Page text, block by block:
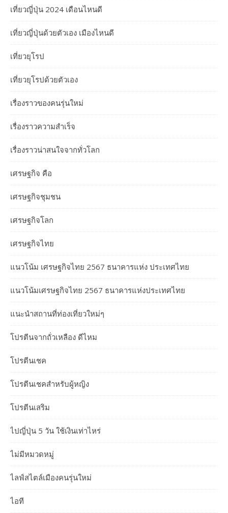
เที่ยวญี่ปุ่น 2024 เดือนไหนดี
เที่ยวญี่ปุ่นด้วยตัวเอง เมืองไหนดี
เที่ยวยุโรป
เที่ยวยุโรปด้วยตัวเอง
เรื่องราวของคนรุ่นใหม่
เรื่องราวความสำเร็จ
เรื่องราวน่าสนใจจากทั่วโลก
เศรษฐกิจ คือ
เศรษฐกิจชุมชน
เศรษฐกิจโลก
เศรษฐกิจไทย
แนวโน้ม เศรษฐกิจไทย 2567 ธนาคารแห่ง ประเทศไทย
แนวโน้มเศรษฐกิจไทย 2567 ธนาคารแห่งประเทศไทย
แนะนำสถานที่ท่องเที่ยวใหม่ๆ
โปรตีนจากถั่วเหลือง ดีไหม
โปรตีนเชค
โปรตีนเชคสำหรับผู้หญิง
โปรตีนเสริม
ไปญี่ปุ่น 5 วัน ใช้เงินเท่าไหร่
ไม่มีหมวดหมู่
ไลฟ์สไตล์เมืองคนรุ่นใหม่
ไอที